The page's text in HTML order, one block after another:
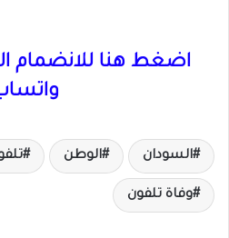
اضغط هنا للانضمام
السودان الوطن
وفاة تلفون